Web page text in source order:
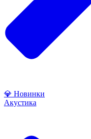
💎 Новинки
Акустика